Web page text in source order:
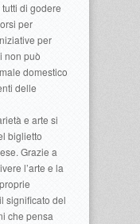
di godere
per
per
non può
domestico
delle
e arte si
biglietto
Grazie a
l’arte e la
significato del
che pensa